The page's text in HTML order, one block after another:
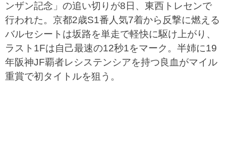
ンザン記念」の追い切りが8日、東西トレセンで
行われた。京都2歳S1番人気7着から反撃に燃える
バルセシートは坂路を単走で軽快に駆け上がり、
ラスト1Fは自己最速の12秒1をマーク。半姉に19
年阪神JF覇者レシステンシアを持つ良血がマイル
重賞で初タイトルを狙う。